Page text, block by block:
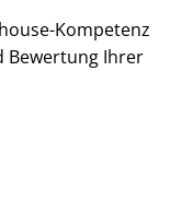
Kompetenz
Bewertung Ihrer